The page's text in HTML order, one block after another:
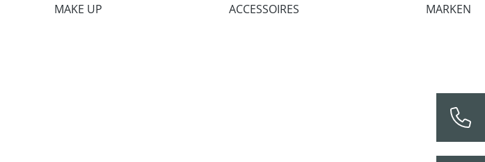
MAKE UP ACCESSOIRES MARKEN